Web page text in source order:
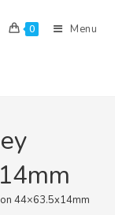
0 Menu
44×63.5x14mm